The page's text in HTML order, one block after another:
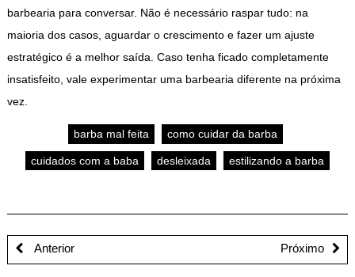
barbearia para conversar. Não é necessário raspar tudo: na
maioria dos casos, aguardar o crescimento e fazer um ajuste
estratégico é a melhor saída. Caso tenha ficado completamente
insatisfeito, vale experimentar uma barbearia diferente na próxima
vez.
barba mal feita como cuidar da barba
cuidados com a baba desleixada estilizando a barba
Anterior Próximo